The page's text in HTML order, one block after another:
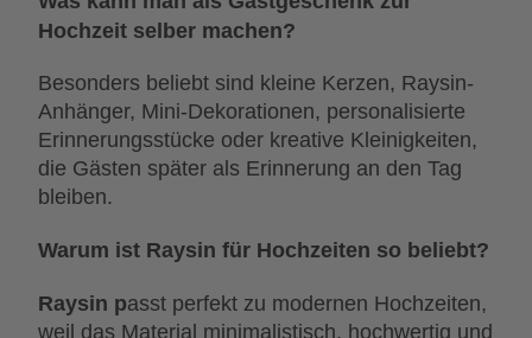
Hochzeit selber machen?
Besonders beliebt sind kleine Kerzen, Raysin-
Anhänger, Mini-Dekorationen, personalisierte
Erinnerungsstücke oder kreative Kleinigkeiten,
die Gästen später als Erinnerung an den Tag
bleiben.
Warum ist Raysin für Hochzeiten so beliebt?
Raysin passt perfekt zu modernen Hochzeiten,
weil das Material minimalistisch, hochwertig und